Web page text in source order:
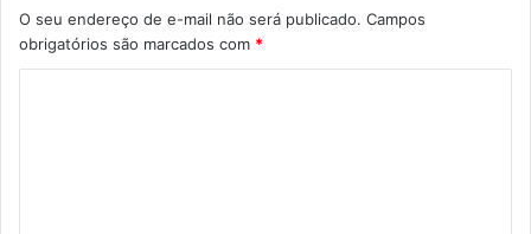
O seu endereço de e-mail não será publicado. Campos
obrigatórios são marcados com *